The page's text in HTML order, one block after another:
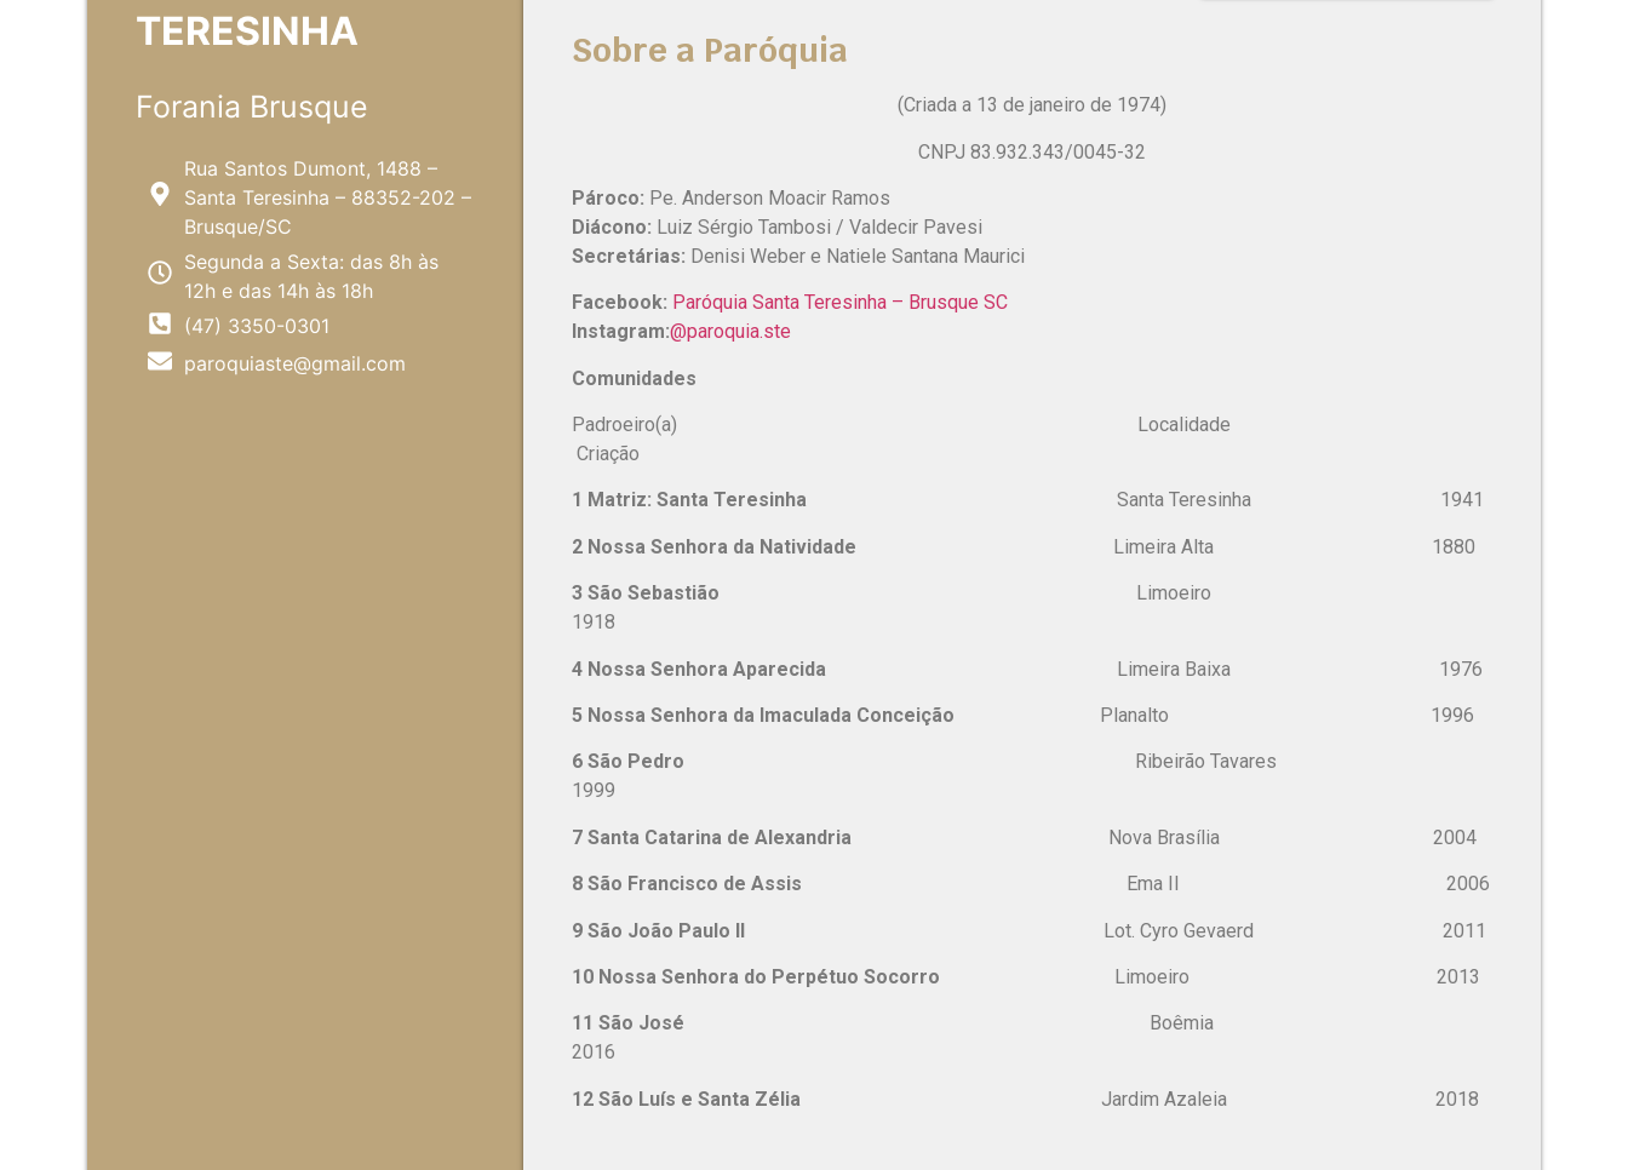
TERESINHA
Forania Brusque
Rua Santos Dumont, 1488 –
Santa Teresinha – 88352-202 –
Brusque/SC
Segunda a Sexta: das 8h às
12h e das 14h às 18h
(47) 3350-0301
paroquiaste@gmail.com
Sobre a Paróquia
(Criada a 13 de janeiro de 1974)
CNPJ 83.932.343/0045-32
Pároco: Pe. Anderson Moacir Ramos
Diácono: Luiz Sérgio Tambosi / Valdecir Pavesi
Secretárias: Denisi Weber e Natiele Santana Maurici
Facebook: Paróquia Santa Teresinha – Brusque SC
Instagram:@paroquia.ste
Comunidades
Padroeiro(a) Localidade
Criação
1 Matriz: Santa Teresinha Santa Teresinha 1941
2 Nossa Senhora da Natividade Limeira Alta 1880
3 São Sebastião Limoeiro
1918
4 Nossa Senhora Aparecida Limeira Baixa 1976
5 Nossa Senhora da Imaculada Conceição Planalto 1996
6 São Pedro
Ribeirão Tavares
1999
7 Santa Catarina de Alexandria Nova Brasília 2004
8 São Francisco de Assis Ema II 2006
9 São João Paulo II Lot. Cyro Gevaerd 2011
10 Nossa Senhora do Perpétuo Socorro Limoeiro 2013
11 São José
Boêmia
2016
12 São Luís e Santa Zélia Jardim Azaleia 2018